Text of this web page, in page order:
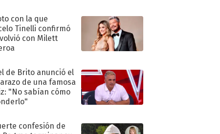
con la que
Tinelli confirmó
con Milett
de Brito anunció el
de una famosa
"No sabían cómo
confesión de